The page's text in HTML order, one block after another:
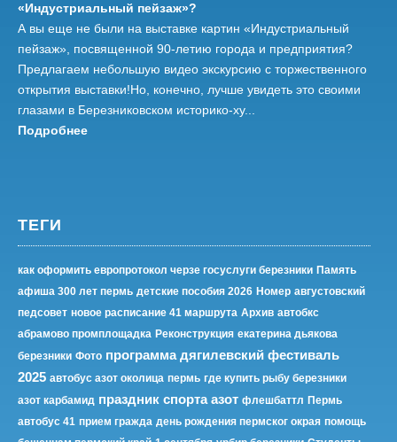
«Индустриальный пейзаж»?
А вы еще не были на выставке картин «Индустриальный
пейзаж», посвященной 90-летию города и предприятия?
Предлагаем небольшую видео экскурсию с торжественного
открытия выставки!Но, конечно, лучше увидеть это своими
глазами в Березниковском историко-ху...
Подробнее
ТЕГИ
как оформить европротокол черзе госуслуги березники Память
афиша 300 лет пермь детские пособия 2026 Номер августовский
педсовет новое расписание 41 маршрута Архив автобкс
абрамово промплощадка Реконструкция екатерина дьякова
березники Фото программа дягилевский фестиваль
2025 автобус азот околица пермь где купить рыбу березники
азот карбамид праздник спорта азот флешбаттл Пермь
автобус 41 прием гражда день рождения пермског окрая помощь